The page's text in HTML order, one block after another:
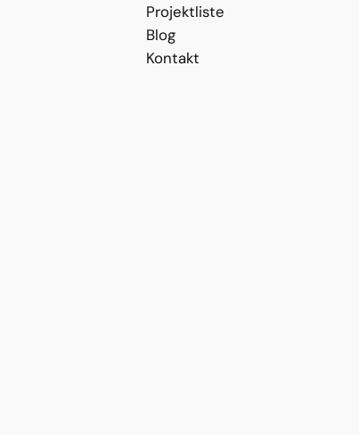
Projektliste
Blog
Kontakt